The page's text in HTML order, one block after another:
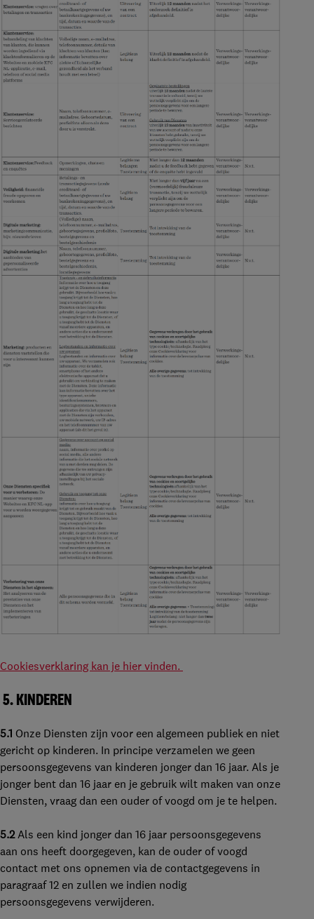
Cookiesverklaring kan je hier vinden.
5.KINDEREN
5.1 Onze Diensten zijn voor een algemeen publiek en niet
gericht op kinderen. In principe verzamelen we geen
persoonsgegevens van kinderen jonger dan 16 jaar. Als je
jonger bent dan 16 jaar en je gebruik wilt maken van onze
Diensten, vraag dan een ouder of voogd om je te helpen.
5.2 Als een kind jonger dan 16 jaar persoonsgegevens
aan ons heeft doorgegeven, kan de ouder of voogd
contact met ons opnemen via de contactgegevens in
paragraaf 12 en zullen we indien nodig
persoonsgegevens verwijderen.